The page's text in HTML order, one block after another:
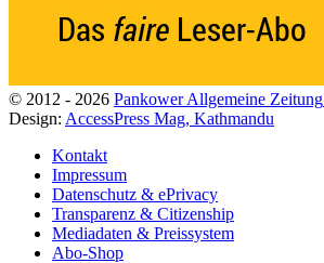
© 2012 - 2026 Pankower Allgemeine Zeitung
Design: AccessPress Mag, Kathmandu
Kontakt
Impressum
Datenschutz & ePrivacy
Transparenz & Citizenship
Mediadaten & Preissystem
Abo-Shop